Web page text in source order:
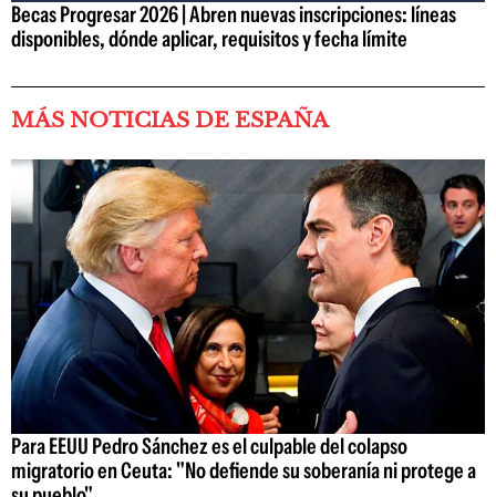
Becas Progresar 2026 | Abren nuevas inscripciones: líneas
disponibles, dónde aplicar, requisitos y fecha límite
MÁS NOTICIAS DE ESPAÑA
Para EEUU Pedro Sánchez es el culpable del colapso
migratorio en Ceuta: "No defiende su soberanía ni protege a